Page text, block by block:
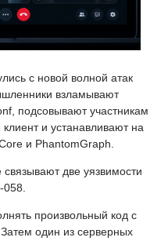
с новой волной атак
взламывают
подсовывают участникам
и устанавливают на
и PhantomGraph.
две уязвимости
произвольный код с
один из серверных